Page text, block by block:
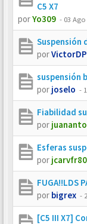
C5 X7
porYo309 - 03 Ago
Suspensión
por
suspensión
por joselo -
Fiabilidad
por
Esferas
por
FUGA!!LDS
por bigrex -
[C5 III X7]